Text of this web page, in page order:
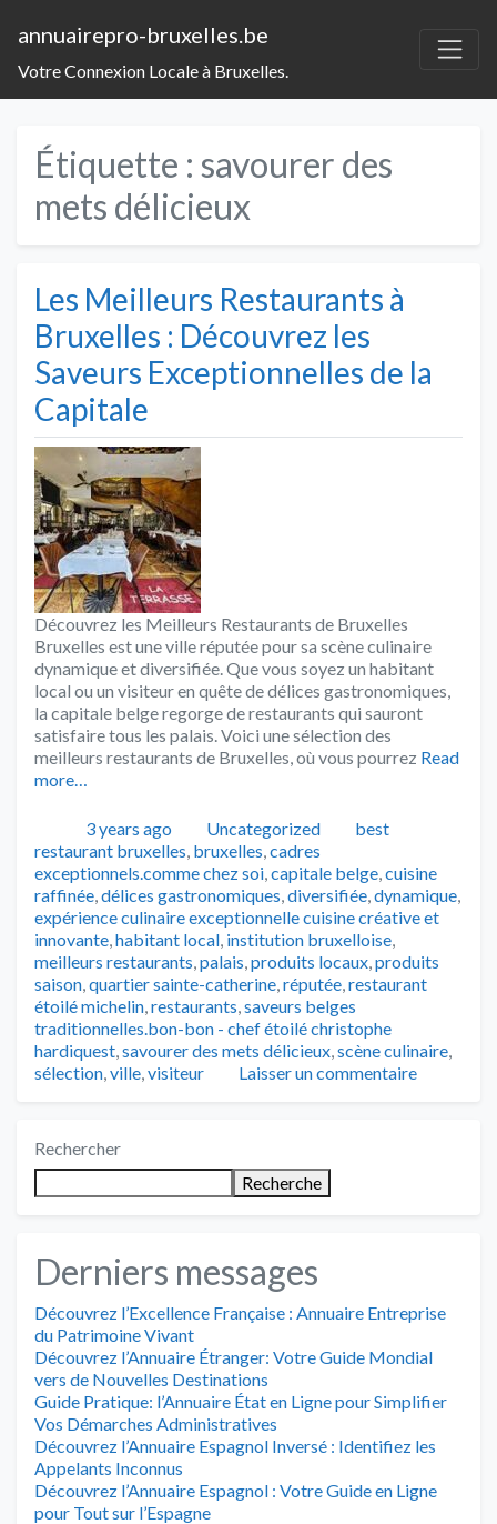
annuairepro-bruxelles.be
Votre Connexion Locale à Bruxelles.
Étiquette : savourer des
mets délicieux
Les Meilleurs Restaurants à
Bruxelles : Découvrez les
Saveurs Exceptionnelles de la
Capitale
Découvrez les Meilleurs Restaurants de Bruxelles
Bruxelles est une ville réputée pour sa scène culinaire
dynamique et diversifiée. Que vous soyez un habitant
local ou un visiteur en quête de délices gastronomiques,
la capitale belge regorge de restaurants qui sauront
satisfaire tous les palais. Voici une sélection des
meilleurs restaurants de Bruxelles, où vous pourrez Read
more…
Publié3 years ago Catégories
Uncategorized Tags
best
restaurant bruxelles, bruxelles,cadres
exceptionnels.comme chez soi,capitale belge,cuisine
raffinée,délices gastronomiques,diversifiée,dynamique,
expérience culinaire exceptionnelle cuisine créative et
innovante,habitant local, institution bruxelloise,
meilleurs restaurants,palais,produits locaux,produits
saison,quartier sainte-catherine,réputée,restaurant
étoilé michelin,restaurants,saveurs belges
traditionnelles.bon-bon - chef étoilé christophe
hardiquest,savourer des mets délicieux,scène culinaire,
sélection,ville,visiteur Laisser un commentaire
Rechercher
Recherche
Derniers messages
Découvrez l’Excellence Française : Annuaire Entreprise
du Patrimoine Vivant
Découvrez l’Annuaire Étranger: Votre Guide Mondial
vers de Nouvelles Destinations
Guide Pratique: l’Annuaire État en Ligne pour Simplifier
Vos Démarches Administratives
Découvrez l’Annuaire Espagnol Inversé : Identifiez les
Appelants Inconnus
Découvrez l’Annuaire Espagnol : Votre Guide en Ligne
pour Tout sur l’Espagne